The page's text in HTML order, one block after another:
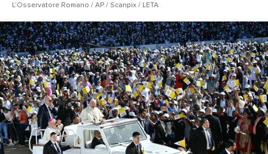
LʼOsservatore Romano / AP / Scanpix / LETA